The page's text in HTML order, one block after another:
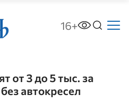
16+
от 3 до 5 тыс. за
автокресел